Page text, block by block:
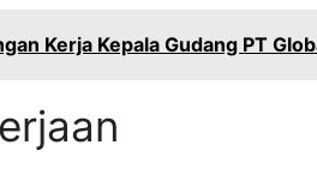
Kerja Kepala Gudang PT